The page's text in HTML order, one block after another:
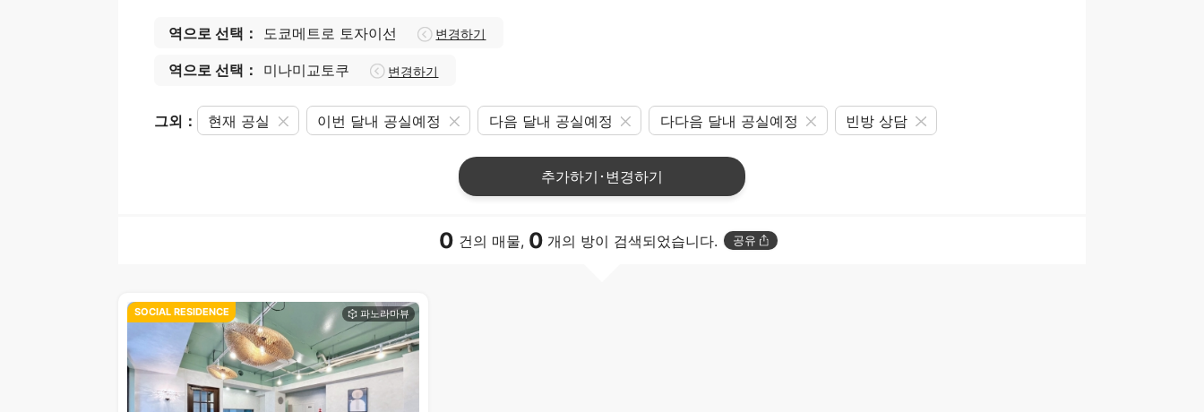
역으로 선택： 도쿄메트로 토자이선 변경하기
역으로 선택： 미나미교토쿠 변경하기
그외： 현재 공실 이번 달내 공실예정 다음 달내 공실예정 다다음 달내 공실예정 빈방 상담
추가하기･변경하기
0 건의 매물, 0 개의 방이 검색되었습니다. 공유
SOCIAL RESIDENCE